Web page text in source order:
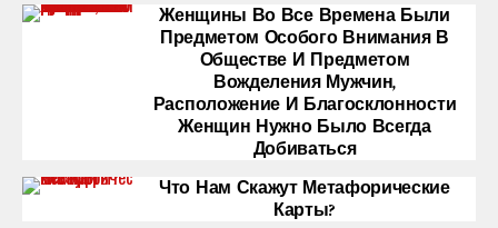
Женщины Во Все Времена Были
Предметом Особого Внимания В
Обществе И Предметом
Вожделения Мужчин,
Расположение И Благосклонности
Женщин Нужно Было Всегда
Добиваться
Что Нам Скажут Метафорические
Карты?